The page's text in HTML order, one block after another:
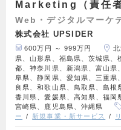
Marketing（責任者
Web・デジタルマーケ
株式会社 UPSIDER
600万円 ～ 999万円
県、山形県、福島県、茨城県
都、神奈川県、新潟県、富山県
阜県、静岡県、愛知県、三重県
良県、和歌山県、鳥取県、島根
香川県、愛媛県、高知県、福岡
宮崎県、鹿児島県、沖縄県
ー
新規事業・新サービス